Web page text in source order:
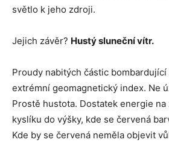
světlo k jeho zdroji.
Jejich závěr? Hustý sluneční vítr.
Proudy nabitých částic bombardující
extrémní geomagnetický index. Ne
Prostě hustota. Dostatek energie
kyslíku do výšky, kde se červená
Kde by se červená neměla objevit